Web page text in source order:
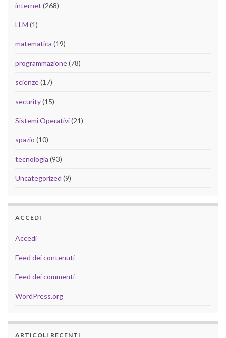
internet (268)
LLM (1)
matematica (19)
programmazione(78)
scienze(17)
security(15)
Sistemi Operativi(21)
spazio (10)
tecnologia (93)
Uncategorized (9)
ACCEDI
Accedi
Feed dei contenuti
Feed dei commenti
WordPress.org
ARTICOLI RECENTI